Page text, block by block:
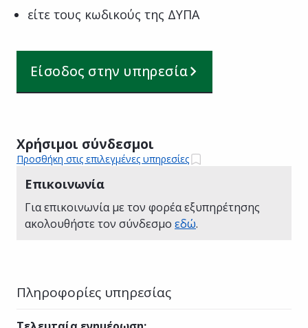
είτε τους κωδικούς της ΔΥΠΑ
Είσοδος στην υπηρεσία
Χρήσιμοι σύνδεσμοι
Προσθήκη στις επιλεγμένες υπηρεσίες
Επικοινωνία
Για επικοινωνία με τον φορέα εξυπηρέτησης
ακολουθήστε τον σύνδεσμο εδώ.
Πληροφορίες υπηρεσίας